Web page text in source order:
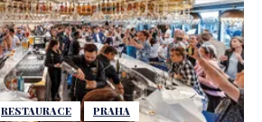
RESTAURACE PRAHA